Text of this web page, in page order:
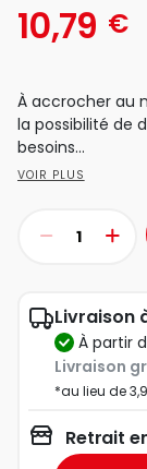
10,79 €
À accrocher au
la possibilité de
besoins...
VOIR PLUS
Livraison
à partir
Livraison
*au lieu de
Retrait